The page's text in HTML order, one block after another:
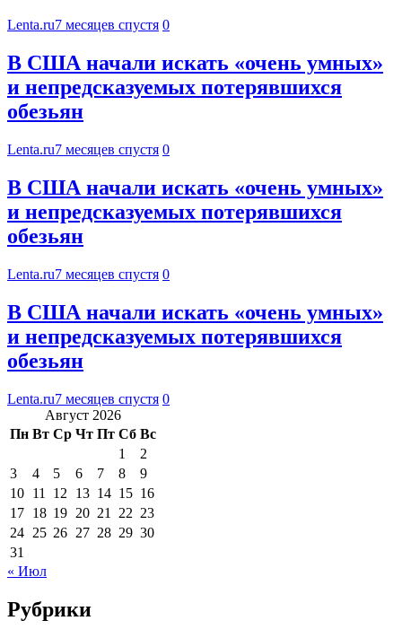
Lenta.ru7 месяцев спустя 0
В США начали искать «очень умных»
и непредсказуемых потерявшихся
обезьян
Lenta.ru7 месяцев спустя 0
В США начали искать «очень умных»
и непредсказуемых потерявшихся
обезьян
Lenta.ru7 месяцев спустя 0
В США начали искать «очень умных»
и непредсказуемых потерявшихся
обезьян
Lenta.ru7 месяцев спустя 0
Август 2026
Пн Вт Ср Чт Пт Сб Вс
1
2
3
4 5 6 7 8
9
10 11 12 13 14 15 16
17 18 19 20 21 22 23
24 25 26 27 28 29 30
31
« Июл
Рубрики